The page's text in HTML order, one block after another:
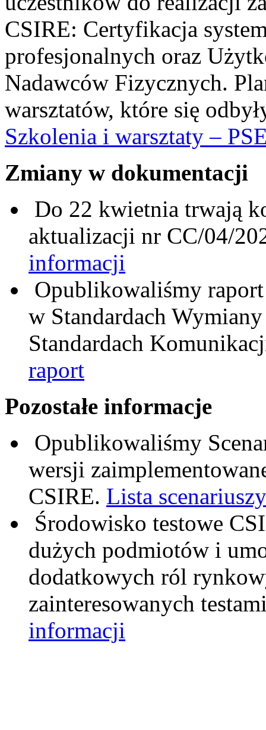
CSIRE: Certyfikacja
profesjonalnych oraz
Nadawców Fizycznych.
warsztatów, które się
Szkolenia i warsztaty –
Zmiany w dokumentacji
Do 22 kwietnia trwają
aktualizacji nr CC/04/
informacji
Opublikowaliśmy
w Standardach
Standardach
raport
Pozostałe informacje
Opublikowaliśmy
wersji
CSIRE. Lista
Środowisko testowe
dużych podmiotów i
dodatkowych ról
zainteresowanych
informacji